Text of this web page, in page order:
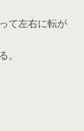
て左右に転が